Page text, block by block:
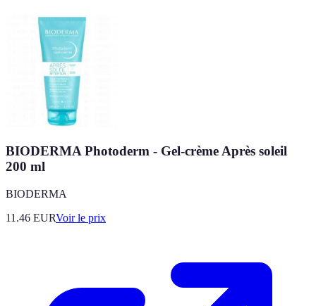
BIODERMA Photoderm - Gel-crème Après soleil
200 ml
BIODERMA
11.46 EURVoir le prix